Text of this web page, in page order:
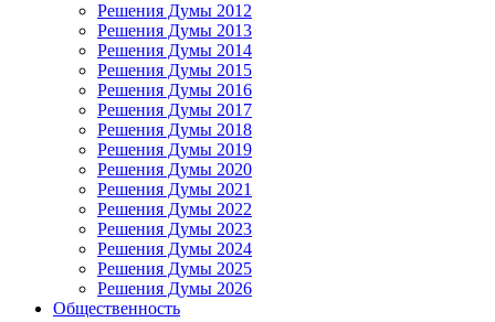
Решения Думы 2012
Решения Думы 2013
Решения Думы 2014
Решения Думы 2015
Решения Думы 2016
Решения Думы 2017
Решения Думы 2018
Решения Думы 2019
Решения Думы 2020
Решения Думы 2021
Решения Думы 2022
Решения Думы 2023
Решения Думы 2024
Решения Думы 2025
Решения Думы 2026
Общественность